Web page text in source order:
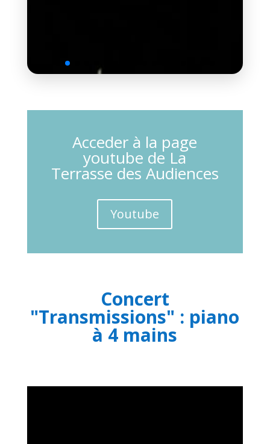
Acceder à la page
youtube de La
Terrasse des Audiences
Youtube
Concert
"Transmissions" : piano
à 4 mains